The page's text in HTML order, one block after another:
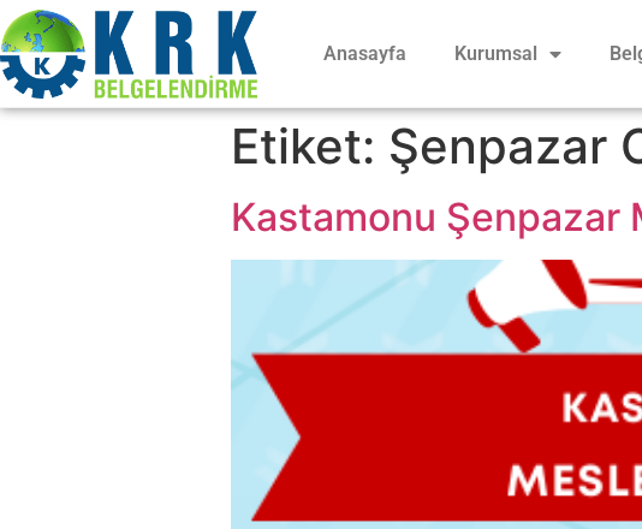
Anasayfa Kurumsal
Etiket: Şenpazar
Kastamonu Şenpazar